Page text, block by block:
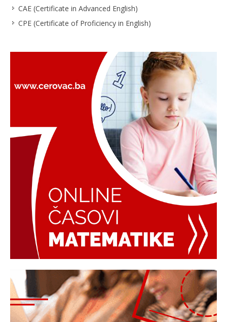
CAE (Certificate in Advanced English)
CPE (Certificate of Proficiency in English)